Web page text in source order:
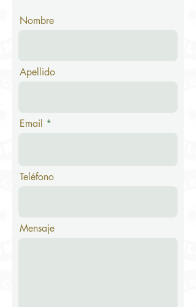
Nombre
Apellido
Email
Teléfono
Mensaje